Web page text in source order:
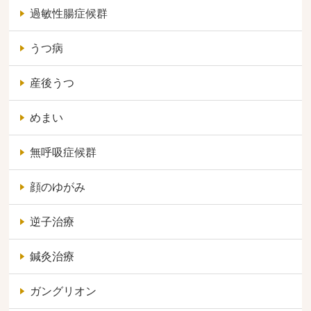
過敏性腸症候群
うつ病
産後うつ
めまい
無呼吸症候群
顔のゆがみ
逆子治療
鍼灸治療
ガングリオン